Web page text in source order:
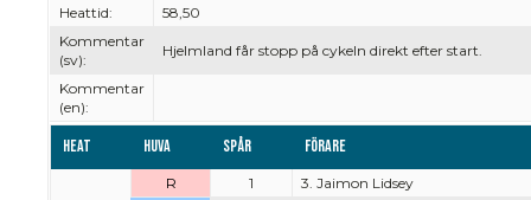
Heattid:
58,50
Kommentar
(sv):
Hjelmland får stopp på cykeln direkt efter start.
Kommentar
(en):
Heat Huva Spår Förare
R 1
3. Jaimon Lidsey